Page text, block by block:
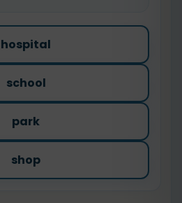
hospital
school
park
shop